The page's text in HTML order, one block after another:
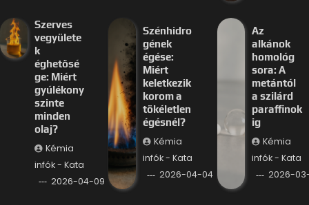
Szerves
vegyülete
k
éghetősé
ge: Miért
gyúlékony
szinte
minden
olaj?
Kémia
infók - Kata
2026-04-09
Szénhidro
gének
égése:
Miért
keletkezik
korom a
tökéletlen
égésnél?
Kémia
infók - Kata
2026-04-04
Az
alkánok
homológ
sora: A
metántól
a szilárd
paraffinok
ig
Kémia
infók - Kata
2026-